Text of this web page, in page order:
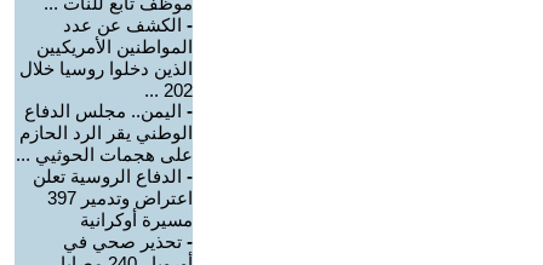
- الكشف عن عدد
المواطنين الأمريكيين
الذين دخلوا روسيا خلال
202 ...
- اليمن.. مجلس الدفاع
الوطني يقر الرد الحازم
على هجمات الحوثيي ...
- الدفاع الروسية تعلن
اعتراض وتدمير 397
مسيرة أوكرانية
- تحذير صحي في